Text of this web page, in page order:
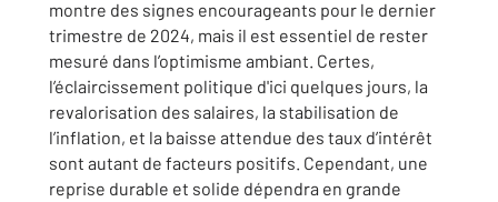
montre des signes encourageants pour le dernier
trimestre de 2024, mais il est essentiel de rester
mesuré dans l’optimisme ambiant. Certes,
l’éclaircissement politique d'ici quelques jours, la
revalorisation des salaires, la stabilisation de
l’inflation, et la baisse attendue des taux d’intérêt
sont autant de facteurs positifs. Cependant, une
reprise durable et solide dépendra en grande